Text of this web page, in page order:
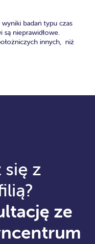
badań typu czas
są nieprawidłowe.
innych, niż
się z
ze